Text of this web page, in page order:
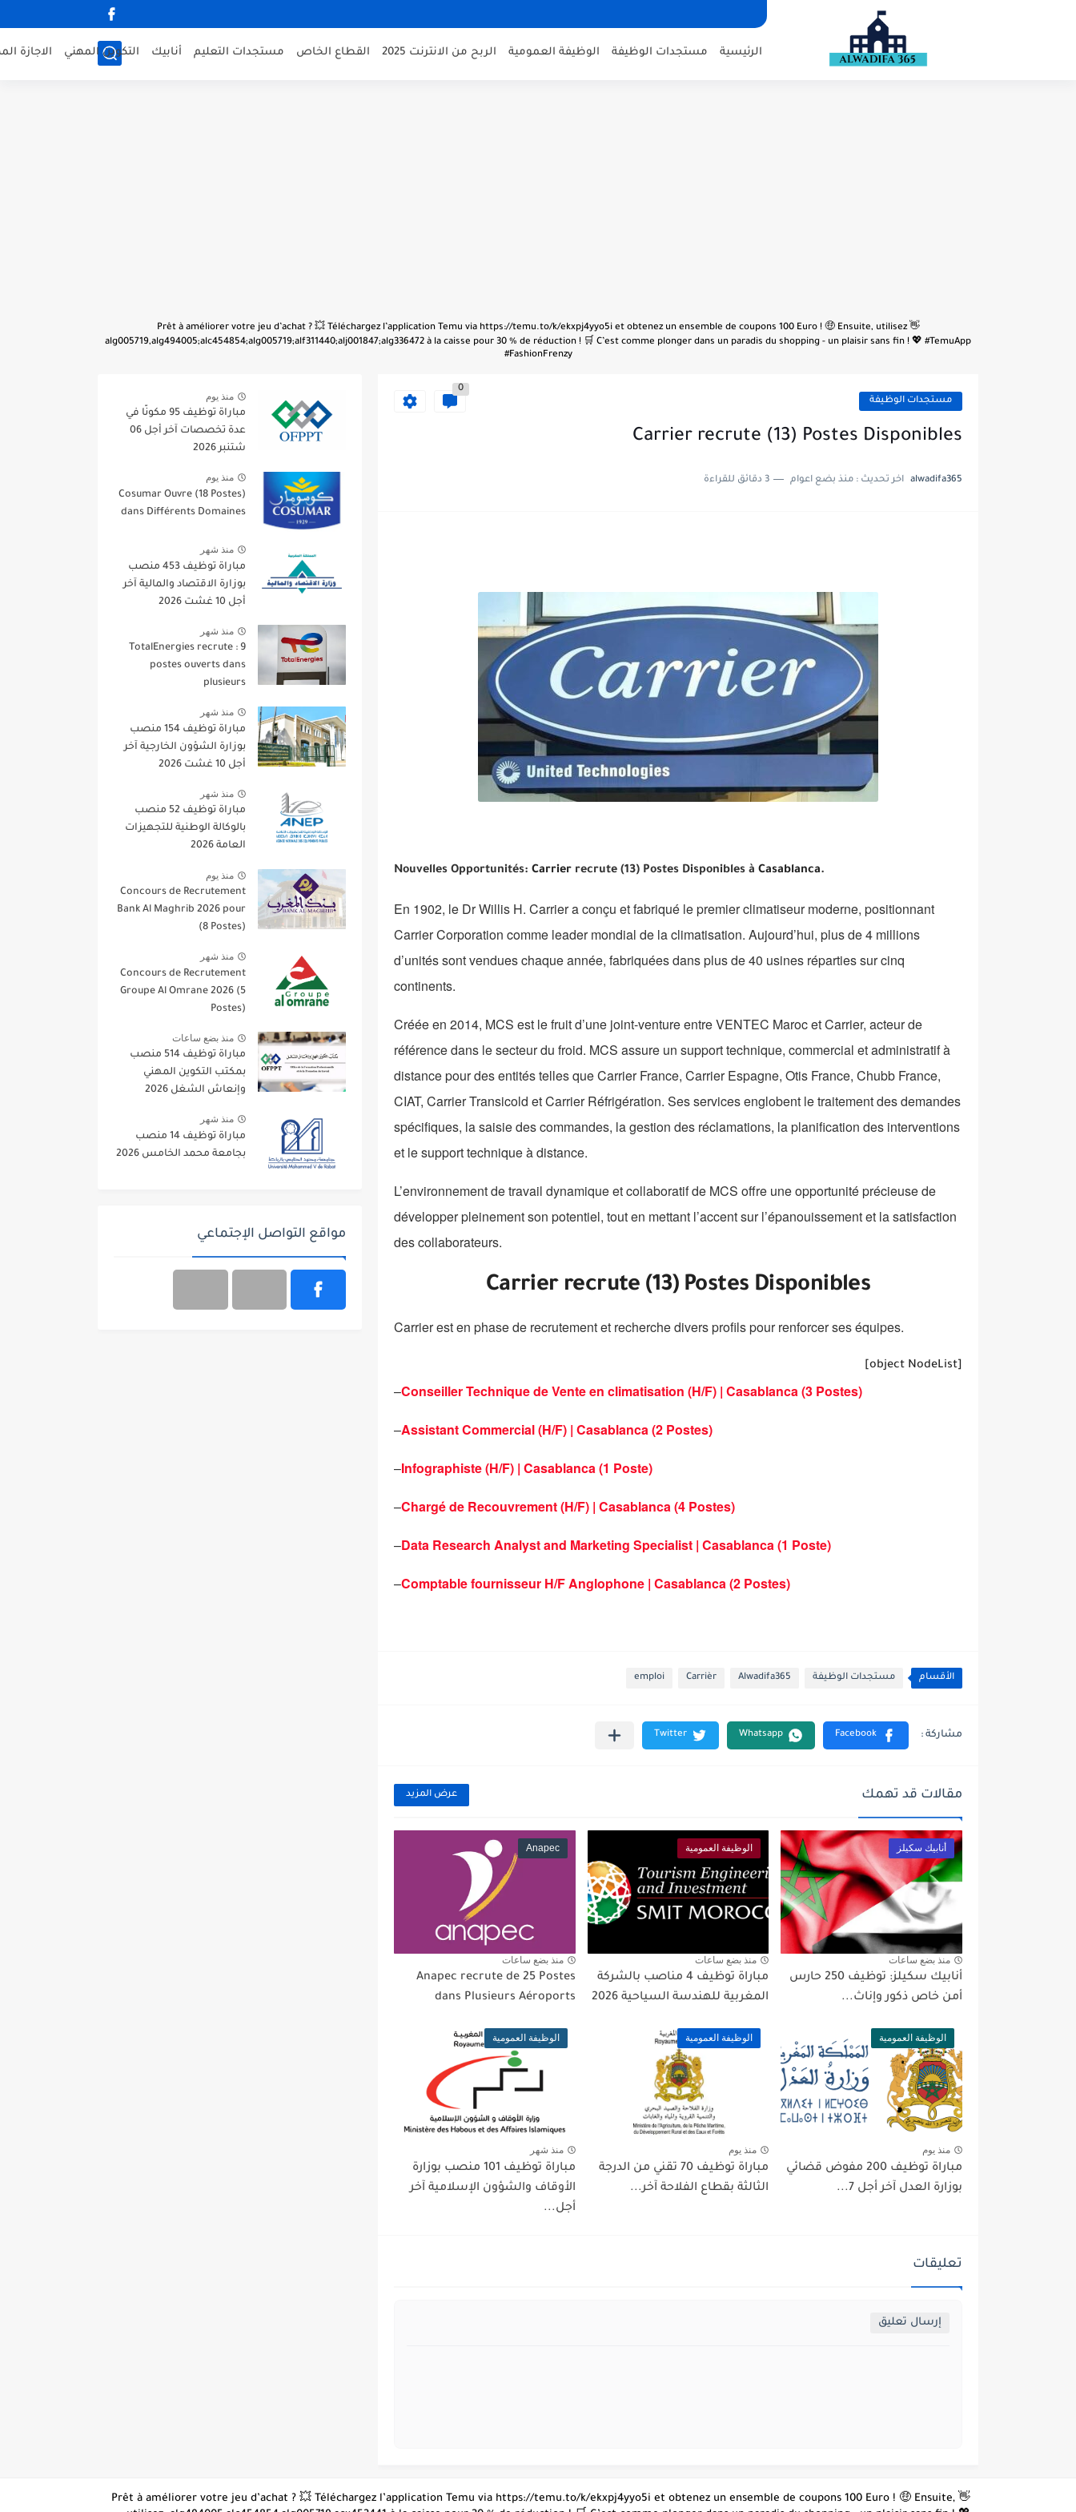
الرئيسية مستجدات الوظيفة الوظيفة العمومية الربح من الانترنت 2025 القطاع الخاص مستجدات التعليم أنابيك التكوين المهني الاجازة
👋 Prêt à améliorer votre jeu d’achat ? 💥 Téléchargez l’application Temu via https://temu.to/k/ekxpj4yyo5i et obtenez un ensemble de coupons 100 Euro ! 🤑 Ensuite, utilisez
alg005719,alg494005;alc454854;alg005719;alf311440;alj001847;alg336472 à la caisse pour 30 % de réduction ! 🛒 C’est comme plonger dans un paradis du shopping - un plaisir sans fin ! 💖 #TemuApp
#FashionFrenzy
مستجدات الوظيفة
0
Carrier recrute (13) Postes Disponibles
alwadifa365 اخر تحديث : منذ بضع اعوام 3 دقائق للقراءة
Nouvelles Opportunités: Carrier recrute (13) Postes Disponibles à Casablanca.
En 1902, le Dr Willis H. Carrier a conçu et fabriqué le premier climatiseur moderne, positionnant
Carrier Corporation comme leader mondial de la climatisation. Aujourd’hui, plus de 4 millions
d’unités sont vendues chaque année, fabriquées dans plus de 40 usines réparties sur cinq
continents.
Créée en 2014, MCS est le fruit d’une joint-venture entre VENTEC Maroc et Carrier, acteur de
référence dans le secteur du froid. MCS assure un support technique, commercial et administratif à
distance pour des entités telles que Carrier France, Carrier Espagne, Otis France, Chubb France,
CIAT, Carrier Transicold et Carrier Réfrigération. Ses services englobent le traitement des demandes
spécifiques, la saisie des commandes, la gestion des réclamations, la planification des interventions
et le support technique à distance.
L’environnement de travail dynamique et collaboratif de MCS offre une opportunité précieuse de
développer pleinement son potentiel, tout en mettant l’accent sur l’épanouissement et la satisfaction
des collaborateurs.
Carrier recrute (13) Postes Disponibles
Carrier est en phase de recrutement et recherche divers profils pour renforcer ses équipes.
[object NodeList]
–Conseiller Technique de Vente en climatisation (H/F) | Casablanca (3 Postes)
–Assistant Commercial (H/F) | Casablanca (2 Postes)
–Infographiste (H/F) | Casablanca (1 Poste)
–Chargé de Recouvrement (H/F) | Casablanca (4 Postes)
–Data Research Analyst and Marketing Specialist | Casablanca (1 Poste)
–Comptable fournisseur H/F Anglophone | Casablanca (2 Postes)
الأقسام مستجدات الوظيفة Alwadifa365
Carrièr
emploi
مقالات قد تهمك عرض المزيد
أنابيك سكيلز
منذ بضع ساعات
أنابيك سكيلز: توظيف 250 حارس
أمن خاص ذكور وإناث...
الوظيفة العمومية
منذ بضع ساعات
مباراة توظيف 4 مناصب بالشركة
المغربية للهندسة السياحية 2026
Anapec
منذ بضع ساعات
Anapec recrute de 25 Postes
dans Plusieurs Aéroports
الوظيفة العمومية
منذ يوم
مباراة توظيف 200 مفوض قضائي
بوزارة العدل آخر أجل 7...
الوظيفة العمومية
منذ يوم
مباراة توظيف 70 تقني من الدرجة
الثالثة بقطاع الفلاحة آخر...
الوظيفة العمومية
منذ شهر
مباراة توظيف 101 منصب بوزارة
الأوقاف والشؤون الإسلامية آخر
أجل...
تعليقات
إرسال تعليق
منذ يوم
مباراة توظيف 95 مكونًا في
عدة تخصصات آخر أجل 06
شتنبر 2026
منذ يوم
Cosumar Ouvre (18 Postes)
dans Différents Domaines
منذ شهر
مباراة توظيف 453 منصب
بوزارة الاقتصاد والمالية آخر
أجل 10 غشت 2026
منذ شهر
TotalEnergies recrute : 9
postes ouverts dans
plusieurs
منذ شهر
مباراة توظيف 154 منصب
بوزارة الشؤون الخارجية آخر
أجل 10 غشت 2026
منذ شهر
مباراة توظيف 52 منصب
بالوكالة الوطنية للتجهيزات
العامة 2026
منذ يوم
Concours de Recrutement
Bank Al Maghrib 2026 pour
(8 Postes)
منذ شهر
Concours de Recrutement
Groupe Al Omrane 2026 (5
Postes)
منذ بضع ساعات
مباراة توظيف 514 منصب
بمكتب التكوين المهني
وإنعاش الشغل 2026
منذ شهر
مباراة توظيف 14 منصب
بجامعة محمد الخامس 2026
مواقع التواصل الإجتماعي
👋 Prêt à améliorer votre jeu d’achat ? 💥 Téléchargez l’application Temu via https://temu.to/k/ekxpj4yyo5i et obtenez un ensemble de coupons 100 Euro ! 🤑 Ensuite,